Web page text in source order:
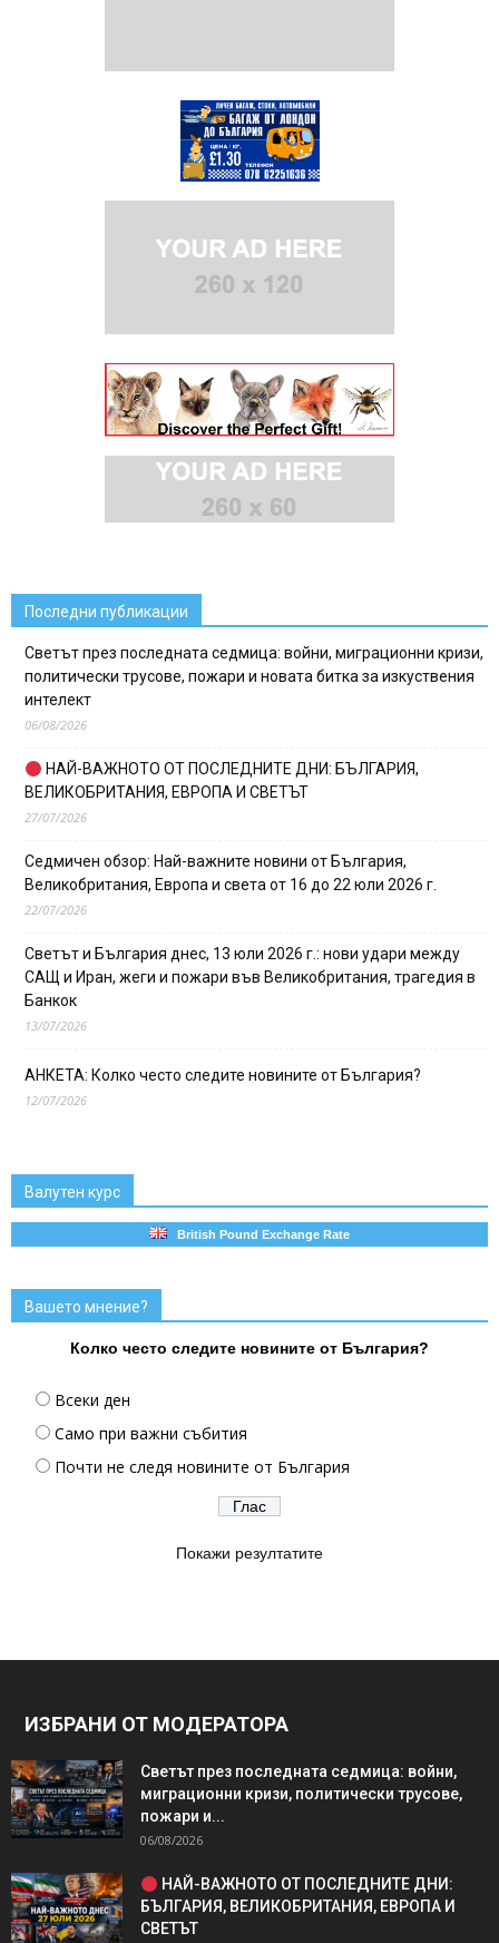
Последни публикации
Светът през последната седмица: войни, миграционни кризи,
политически трусове, пожари и новата битка за изкуствения
интелект
06/08/2026
НАЙ-ВАЖНОТО ОТ ПОСЛЕДНИТЕ ДНИ: БЪЛГАРИЯ,
ВЕЛИКОБРИТАНИЯ, ЕВРОПА И СВЕТЪТ
27/07/2026
Седмичен обзор: Най-важните новини от България,
Великобритания, Европа и света от 16 до 22 юли 2026 г.
22/07/2026
Светът и България днес, 13 юли 2026 г.: нови удари между
САЩ и Иран, жеги и пожари във Великобритания, трагедия в
Банкок
13/07/2026
АНКЕТА: Колко често следите новините от България?
12/07/2026
Валутен курс
British Pound Exchange Rate
Вашето мнение?
Колко често следите новините от България?
Всеки ден
Само при важни събития
Почти не следя новините от България
Покажи резултатите
ИЗБРАНИ ОТ МОДЕРАТОРА
Светът през последната седмица: войни,
миграционни кризи, политически трусове,
пожари и...
06/08/2026
НАЙ-ВАЖНОТО ОТ ПОСЛЕДНИТЕ ДНИ:
БЪЛГАРИЯ, ВЕЛИКОБРИТАНИЯ, ЕВРОПА И
СВЕТЪТ